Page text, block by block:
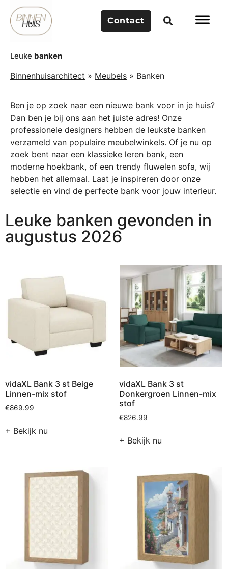
Contact
Leuke banken
Binnenhuisarchitect » Meubels » Banken
Ben je op zoek naar een nieuwe bank voor in je huis?
Dan ben je bij ons aan het juiste adres! Onze
professionele designers hebben de leukste banken
verzameld van populaire meubelwinkels. Of je nu op
zoek bent naar een klassieke leren bank, een
moderne hoekbank, of een trendy fluwelen sofa, wij
hebben het allemaal. Laat je inspireren door onze
selectie en vind de perfecte bank voor jouw interieur.
Leuke banken gevonden in
augustus 2026
vidaXL Bank 3 st Beige
Linnen-mix stof
€869.99
+ Bekijk nu
vidaXL Bank 3 st
Donkergroen Linnen-mix
stof
€826.99
+ Bekijk nu